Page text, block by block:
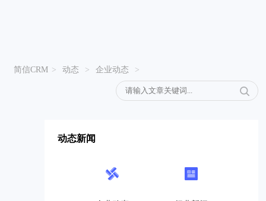
简信CRM > 动态 > 企业动态 >
动态新闻